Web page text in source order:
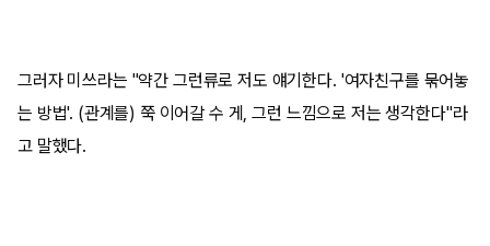
그러자 미쓰라는 "약간 그런류로 저도 얘기한다. '여자친구를 묶어놓
는 방법'. (관계를) 쭉 이어갈 수 게, 그런 느낌으로 저는 생각한다"라
고 말했다.